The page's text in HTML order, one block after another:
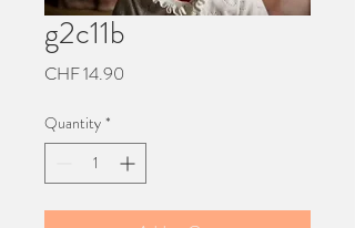
g2c11b
CHF 14.90
Quantity *